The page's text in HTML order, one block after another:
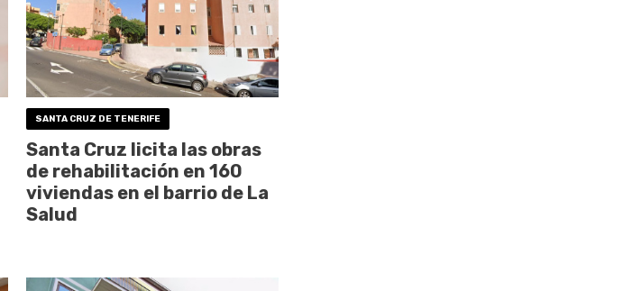
SANTA CRUZ DE TENERIFE
Santa Cruz licita las obras
de rehabilitación en 160
viviendas en el barrio de La
Salud